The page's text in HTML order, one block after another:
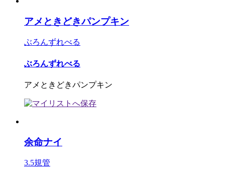
アメときどきパンプキン
ぶろんずれべる
ぶろんずれべる
アメときどきパンプキン
余命ナイ
3.5規管